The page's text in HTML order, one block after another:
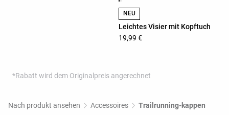
NEU
Leichtes Visier mit Kopftuch
19,99 €
*Rabatt wird dem Originalpreis angerechnet
Nach produkt ansehen Accessoires Trailrunning-kappen